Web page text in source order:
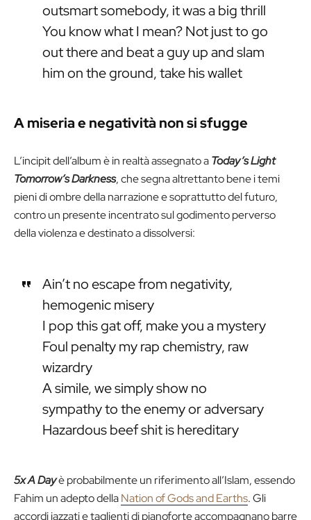
outsmart somebody, it was a big thrill
You know what I mean? Not just to go
out there and beat a guy up and slam
him on the ground, take his wallet
A miseria e negatività non si sfugge
L’incipit dell’album è in realtà assegnato aToday’s Light
Tomorrow’s Darkness, che segna altrettanto bene i temi
pieni di ombre della narrazione e soprattutto del futuro,
contro un presente incentrato sul godimento perverso
della violenza e destinato a dissolversi:
Ain’t no escape from negativity,
hemogenic misery
I pop this gat off, make you a mystery
Foul penalty my rap chemistry, raw
wizardry
A simile, we simply show no
sympathy to the enemy or adversary
Hazardous beef shit is hereditary
5x A Dayè probabilmente un riferimento all’Islam, essendo
Fahim un adepto dellaNation of Gods and Earths. Gli
accordi jazzati e taglienti di pianoforte accompagnano barre